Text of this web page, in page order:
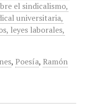
el sindicalismo,
universitaria,
leyes laborales,
, Poesía, Ramón